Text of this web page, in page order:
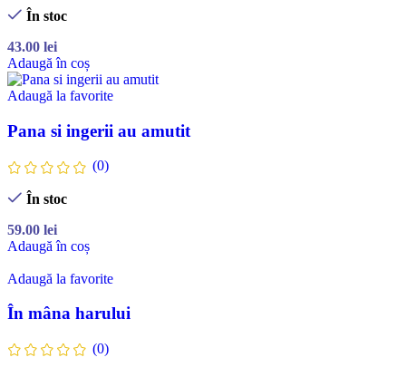
În stoc
43.00 lei
Adaugă în coș
Adaugă la favorite
Pana si ingerii au amutit
(0)
În stoc
59.00 lei
Adaugă în coș
Adaugă la favorite
În mâna harului
(0)